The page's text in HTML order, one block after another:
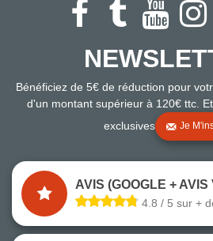
Bénéficiez de 5€ de réduction pour
d'un montant supérieur à 120€ ttc.
exclusives
Je
AVIS (GOOGLE + AVIS
4.8 / 5 sur +